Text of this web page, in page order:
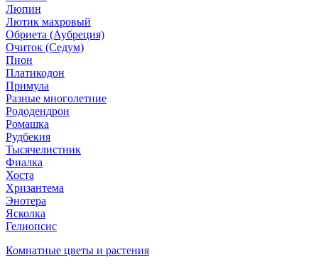
Люпин
Лютик махровый
Обриета (Аубреция)
Очиток (Седум)
Пион
Платикодон
Примула
Разные многолетние
Рододендрон
Ромашка
Рудбекия
Тысячелистник
Фиалка
Хоста
Хризантема
Энотера
Ясколка
Гелиопсис
Комнатные цветы и растения